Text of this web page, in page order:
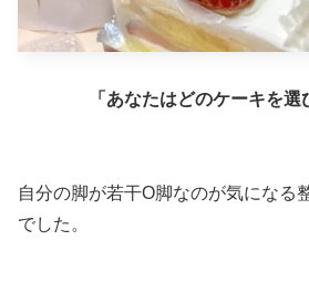
「あなたはどのケーキを選
自分の脚が若干O脚なのが気になる
でした。